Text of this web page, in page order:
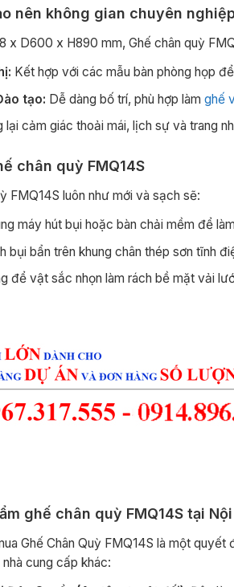
nên không gian chuyên
x D600 x H890 mm, Ghế chân quỳ
Kết hợp với các mẫu bàn phòng họp
tạo: Dễ dàng bố trí, phù hợp làmghế
lại cảm giác thoải mái, lịch sự và trang
chân quỳ FMQ14S
FMQ14S luôn như mới và sạch sẽ:
máy hút bụi hoặc bàn chải mềm để
bụi bẩn trên khung chân thép sơn tĩnh
để vật sắc nhọn làm rách bề mặt vải
ghế chân quỳ FMQ14S tại
Ghế Chân Quỳ FMQ14S là một
cung cấp khác: